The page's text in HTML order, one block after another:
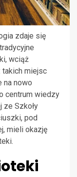
zdaje się
wciąż
takich miejsc
na nowo
centrum wiedzy
ze Szkoły
pod
mieli okazję